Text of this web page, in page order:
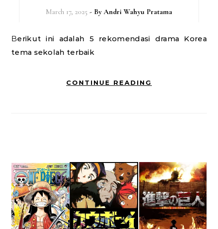
March 17, 2025 - By Andri Wahyu Pratama
Berikut ini adalah 5 rekomendasi drama Korea
tema sekolah terbaik
CONTINUE READING